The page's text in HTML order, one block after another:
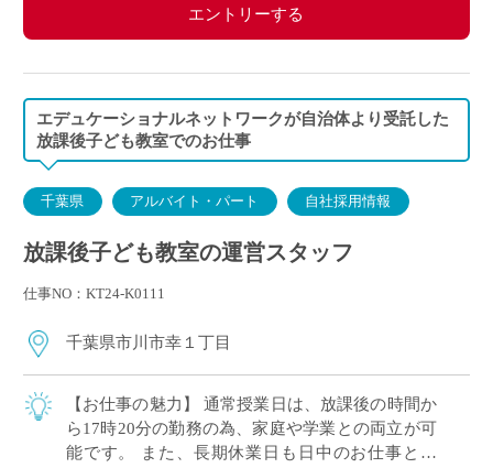
勤務時間が、6時間を超え8時間以下の場合45分
エントリーする
エデュケーショナルネットワークが自治体より受託した
放課後子ども教室でのお仕事
千葉県 アルバイト・パート 自社採用情報
放課後子ども教室の運営スタッフ
仕事NO：KT24-K0111
千葉県市川市幸１丁目
【お仕事の魅力】 通常授業日は、放課後の時間か
ら17時20分の勤務の為、家庭や学業との両立が可
能です。 また、長期休業日も日中のお仕事とな